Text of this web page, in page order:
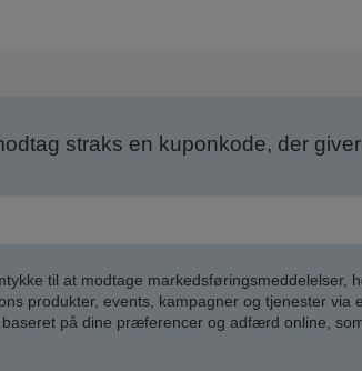
straks en kuponkode, der
til at modtage markedsføringsmeddelelser,
produkter, events, kampagner og tjenester via
på dine præferencer og adfærd online,